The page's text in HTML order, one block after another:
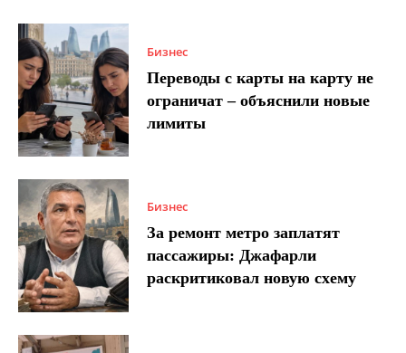
Бизнес
Переводы с карты на карту не
ограничат – объяснили новые
лимиты
Бизнес
За ремонт метро заплатят
пассажиры: Джафарли
раскритиковал новую схему